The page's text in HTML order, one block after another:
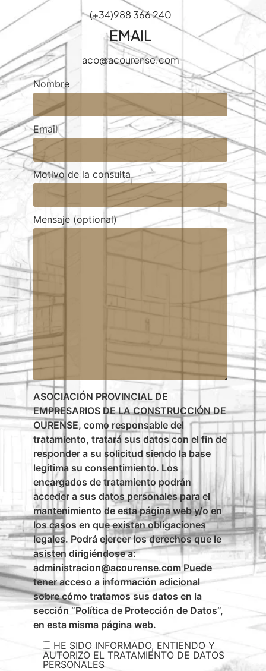
(+34)988 366 240
EMAIL
aco@acourense.com
Nombre
Email
Motivo de la consulta
Mensaje (optional)
ASOCIACIÓN PROVINCIAL DE
EMPRESARIOS DE LA CONSTRUCCIÓN DE
OURENSE, como responsable del
tratamiento, tratará sus datos con el fin de
responder a su solicitud siendo la base
legítima su consentimiento. Los
encargados de tratamiento podrán
acceder a sus datos personales para el
mantenimiento de esta página web y/o en
los casos en que existan obligaciones
legales. Podrá ejercer los derechos que le
asisten dirigiéndose a:
administracion@acourense.com Puede
tener acceso a información adicional
sobre cómo tratamos sus datos en la
sección “Política de Protección de Datos”,
en esta misma página web.
HE SIDO INFORMADO, ENTIENDO Y
AUTORIZO EL TRATAMIENTO DE DATOS
PERSONALES